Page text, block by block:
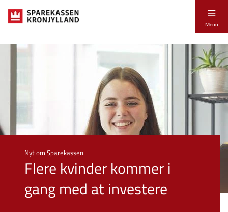
Menu
Nyt om Sparekassen
Flere kvinder kommer i
gang med at investere